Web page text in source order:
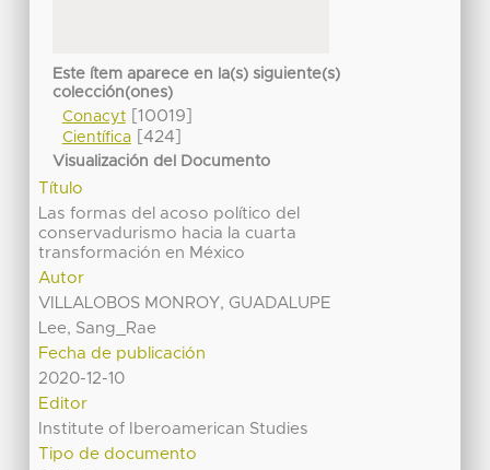
Este ítem aparece en la(s) siguiente(s)
colección(ones)
Conacyt[10019]
Científica[424]
Visualización del Documento
Título
Las formas del acoso político del
conservadurismo hacia la cuarta
transformación en México
Autor
VILLALOBOS MONROY, GUADALUPE
Lee, Sang_Rae
Fecha de publicación
2020-12-10
Editor
Institute of Iberoamerican Studies
Tipo de documento